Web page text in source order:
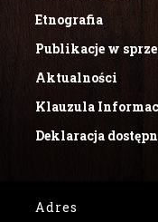
Etnografia
Publikacje w
Aktualności
Klauzula
Deklaracja
Adres